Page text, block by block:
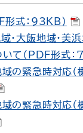
形式：93KB）
・大飯地域・美
いて（PDF形式：
の緊急時対応（
の緊急時対応（